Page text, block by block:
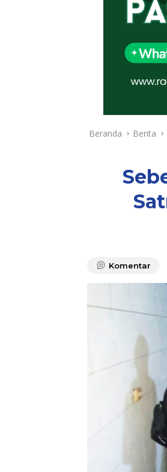
Beranda Berita
Komentar